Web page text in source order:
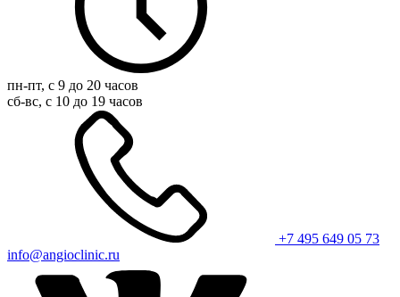
пн-пт, с 9 до 20 часов
сб-вс, с 10 до 19 часов
+7 495 649 05 73
info@angioclinic.ru